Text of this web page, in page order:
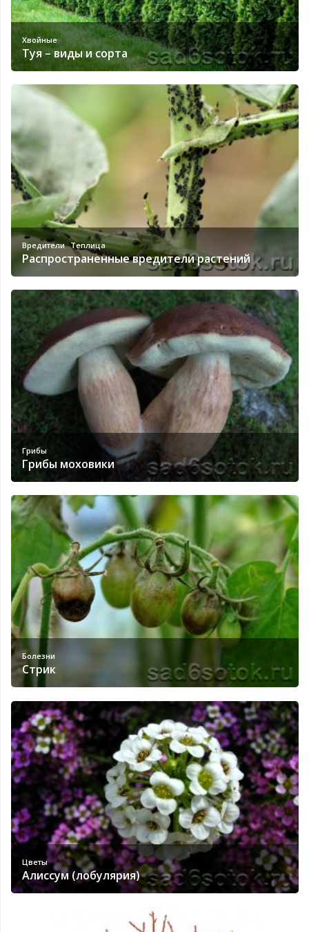
Хвойные
Туя – виды и сорта
Вредители,Теплица
Распространенные вредители растений
Грибы
Грибы моховики
Болезни
Стрик
Цветы
Алиссум (лобулярия)